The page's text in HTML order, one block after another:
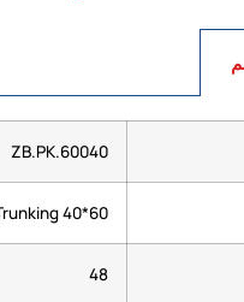
ZB.PK.60040
60*40 PVC Cable Trunking
48